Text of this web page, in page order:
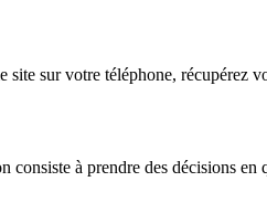
site sur votre téléphone, récupérez
consiste à prendre des décisions